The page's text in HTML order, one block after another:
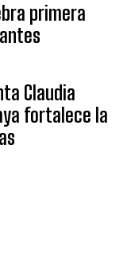
primera
Claudia
fortalece la